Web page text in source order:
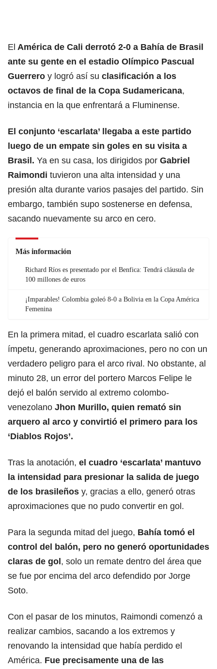
El América de Cali derrotó 2-0 a Bahía de Brasil
ante su gente en el estadio Olímpico Pascual
Guerrero y logró así su clasificación a los
octavos de final de la Copa Sudamericana,
instancia en la que enfrentará a Fluminense.
El conjunto ‘escarlata’ llegaba a este partido
luego de un empate sin goles en su visita a
Brasil. Ya en su casa, los dirigidos por Gabriel
Raimondi tuvieron una alta intensidad y una
presión alta durante varios pasajes del partido. Sin
embargo, también supo sostenerse en defensa,
sacando nuevamente su arco en cero.
Más información
Richard Ríos es presentado por el Benfica: Tendrá cláusula de
100 millones de euros
¡Imparables! Colombia goleó 8-0 a Bolivia en la Copa América
Femenina
En la primera mitad, el cuadro escarlata salió con
ímpetu, generando aproximaciones, pero no con un
verdadero peligro para el arco rival. No obstante, al
minuto 28, un error del portero Marcos Felipe le
dejó el balón servido al extremo colombo-
venezolano Jhon Murillo, quien remató sin
arquero al arco y convirtió el primero para los
‘Diablos Rojos’.
Tras la anotación, el cuadro ‘escarlata’ mantuvo
la intensidad para presionar la salida de juego
de los brasileños y, gracias a ello, generó otras
aproximaciones que no pudo convertir en gol.
Para la segunda mitad del juego, Bahía tomó el
control del balón, pero no generó oportunidades
claras de gol, solo un remate dentro del área que
se fue por encima del arco defendido por Jorge
Soto.
Con el pasar de los minutos, Raimondi comenzó a
realizar cambios, sacando a los extremos y
renovando la intensidad que había perdido el
América. Fue precisamente una de las